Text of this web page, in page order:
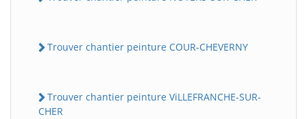
Trouver chantier peinture COUR-CHEVERNY
Trouver chantier peinture ViLLEFRANCHE-SUR-
CHER